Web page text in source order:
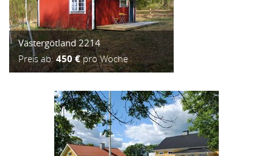
Västergötland 2214
Preis ab: 450 €pro Woche